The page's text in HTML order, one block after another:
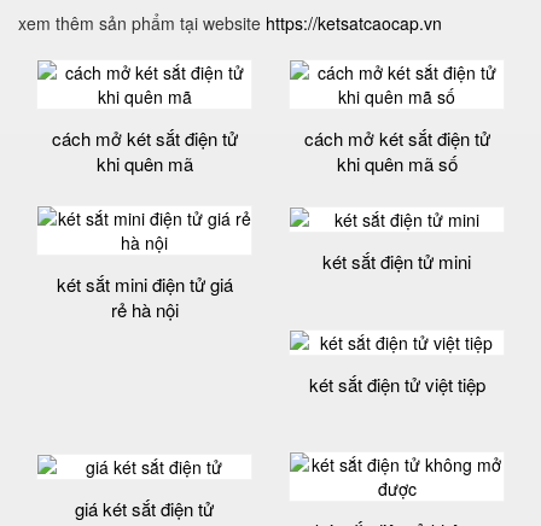
xem thêm sản phẩm tại website https://ketsatcaocap.vn
cách mở két sắt điện tử
khi quên mã
cách mở két sắt điện tử
khi quên mã số
két sắt mini điện tử giá
rẻ hà nội
két sắt điện tử mini
két sắt điện tử việt tiệp
giá két sắt điện tử